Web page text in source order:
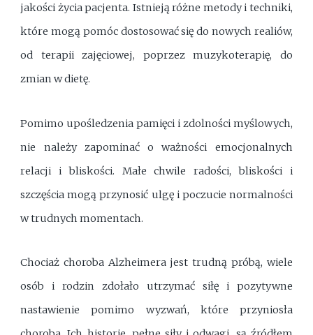
jakości życia pacjenta. Istnieją różne metody i techniki,
które mogą pomóc dostosować się do nowych realiów,
od terapii zajęciowej, poprzez muzykoterapię, do
zmian w dietę.
Pomimo upośledzenia pamięci i zdolności myślowych,
nie należy zapominać o ważności emocjonalnych
relacji i bliskości. Małe chwile radości, bliskości i
szczęścia mogą przynosić ulgę i poczucie normalności
w trudnych momentach.
Chociaż choroba Alzheimera jest trudną próbą, wiele
osób i rodzin zdołało utrzymać siłę i pozytywne
nastawienie pomimo wyzwań, które przyniosła